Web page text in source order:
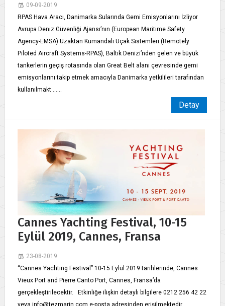
09-09-2019
RPAS Hava Aracı, Danimarka Sularında Gemi Emisyonlarını İzliyor
Avrupa Deniz Güvenliği Ajansı’nın (European Maritime Safety
Agency-EMSA) Uzaktan Kumandalı Uçak Sistemleri (Remotely
Piloted Aircraft Systems-RPAS), Baltık Denizi’nden gelen ve büyük
tankerlerin geçiş rotasında olan Great Belt alanı çevresinde gemi
emisyonlarını takip etmek amacıyla Danimarka yetkilileri tarafından
kullanılmakt ......
Detay
Cannes Yachting Festival, 10-15
Eylül 2019, Cannes, Fransa
23-08-2019
“Cannes Yachting Festival” 10-15 Eylül 2019 tarihlerinde, Cannes
Vieux Port and Pierre Canto Port, Cannes, Fransa’da
gerçekleştirilecektir. Etkinliğe ilişkin detaylı bilgilere 0212 256 42 22